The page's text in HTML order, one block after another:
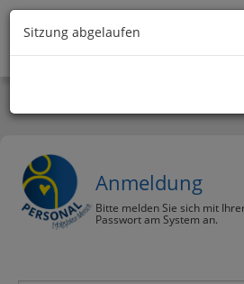
Anmeldung
Bitte melden Sie sich mit
Passwort am System an.
Sitzung abgelaufen